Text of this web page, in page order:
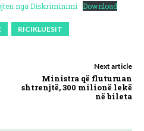
nga Diskriminimi Download
RICIKLUESIT
Next article
Ministra që fluturuan
shtrenjtë, 300 milionë lekë
në bileta